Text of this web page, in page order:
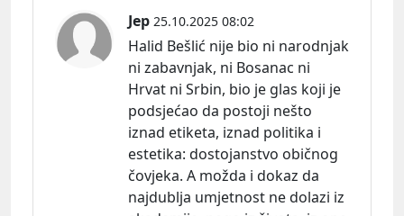
Jep 25.10.2025 08:02
Halid Bešlić nije bio ni narodnjak
ni zabavnjak, ni Bosanac ni
Hrvat ni Srbin, bio je glas koji je
podsjećao da postoji nešto
iznad etiketa, iznad politika i
estetika: dostojanstvo običnog
čovjeka. A možda i dokaz da
najdublja umjetnost ne dolazi iz